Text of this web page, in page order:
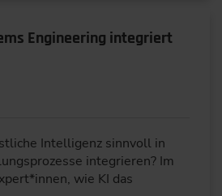
Engineering integriert
Intelligenz sinnvoll in
integrieren? Im
wie KI das